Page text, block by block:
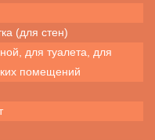
(для стен)
для туалета, для
помещений